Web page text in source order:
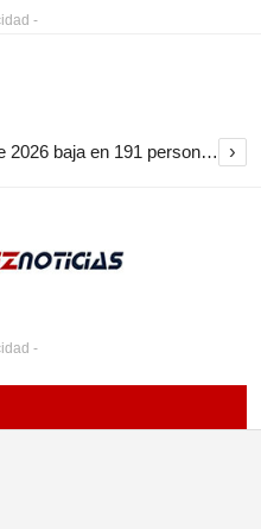
-
El paro en Sanlúcar en julio de 2026 baja en 191 personas y encadena nueve meses de descenso ›
-